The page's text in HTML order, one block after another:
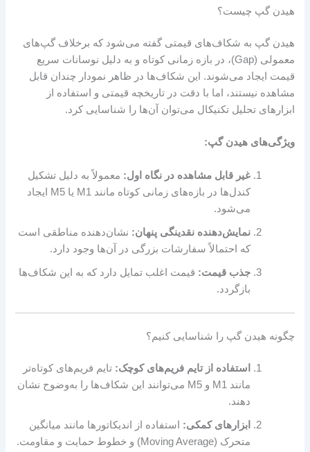
هیدن گپ چیست؟
هیدن گپ به شکاف‌های قیمتی گفته می‌شود که برخلاف گپ‌های
معمولی (Gap)، در بازه زمانی کوتاه و به دلیل نوسانات سریع
قیمت ایجاد می‌شوند. این شکاف‌ها در ظاهر نمودار چندان قابل
مشاهده نیستند، اما با دقت در تاریخچه قیمتی و استفاده از
ابزارهای تحلیل تکنیکال می‌توان آن‌ها را شناسایی کرد.
ویژگی‌های هیدن گپ:
غیر قابل مشاهده در نگاه اول: معمولاً به دلیل تشکیل
کندل‌ها در بازه‌های زمانی کوتاه مانند M1 یا M5 ایجاد
می‌شود.
نمایش‌دهنده نقدینگی پنهان: نشان‌دهنده مناطقی است
که احتمالاً سفارشات بزرگی در آن‌ها وجود دارد.
جذب قیمت: قیمت اغلب تمایل دارد که به این شکاف‌ها
بازگردد.
چگونه هیدن گپ را شناسایی کنیم؟
استفاده از تایم فریم‌های کوچک: تایم فریم‌های کوتاه‌تر
مانند M1 و M5 می‌توانند این شکاف‌ها را به‌وضوح نشان
دهند.
ابزارهای کمکی: استفاده از اندیکاتورها مانند میانگین
متحرک (Moving Average) و خطوط حمایت و مقاومت.